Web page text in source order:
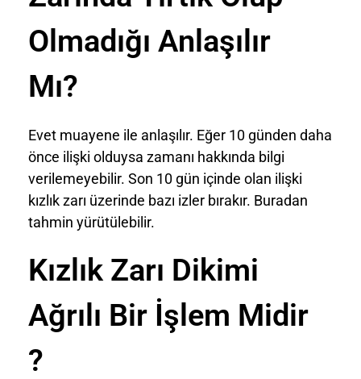
Olmadığı Anlaşılır
Mı?
Evet muayene ile anlaşılır. Eğer 10 günden daha
önce ilişki olduysa zamanı hakkında bilgi
verilemeyebilir. Son 10 gün içinde olan ilişki
kızlık zarı üzerinde bazı izler bırakır. Buradan
tahmin yürütülebilir.
Kızlık Zarı Dikimi
Ağrılı Bir İşlem Midir
?